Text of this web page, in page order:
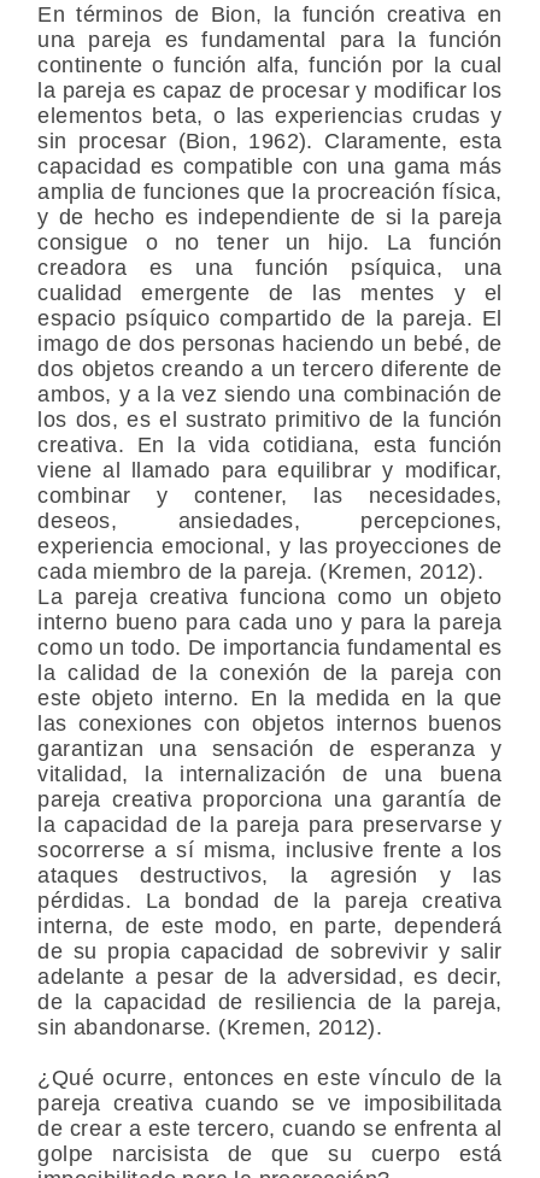
En términos de Bion, la función creativa en
una pareja es fundamental para la función
continente o función alfa, función por la cual
la pareja es capaz de procesar y modificar los
elementos beta, o las experiencias crudas y
sin procesar (Bion, 1962). Claramente, esta
capacidad es compatible con una gama más
amplia de funciones que la procreación física,
y de hecho es independiente de si la pareja
consigue o no tener un hijo. La función
creadora es una función psíquica, una
cualidad emergente de las mentes y el
espacio psíquico compartido de la pareja. El
imago de dos personas haciendo un bebé, de
dos objetos creando a un tercero diferente de
ambos, y a la vez siendo una combinación de
los dos, es el sustrato primitivo de la función
creativa. En la vida cotidiana, esta función
viene al llamado para equilibrar y modificar,
combinar y contener, las necesidades,
deseos, ansiedades, percepciones,
experiencia emocional, y las proyecciones de
cada miembro de la pareja. (Kremen, 2012).
La pareja creativa funciona como un objeto
interno bueno para cada uno y para la pareja
como un todo. De importancia fundamental es
la calidad de la conexión de la pareja con
este objeto interno. En la medida en la que
las conexiones con objetos internos buenos
garantizan una sensación de esperanza y
vitalidad, la internalización de una buena
pareja creativa proporciona una garantía de
la capacidad de la pareja para preservarse y
socorrerse a sí misma, inclusive frente a los
ataques destructivos, la agresión y las
pérdidas. La bondad de la pareja creativa
interna, de este modo, en parte, dependerá
de su propia capacidad de sobrevivir y salir
adelante a pesar de la adversidad, es decir,
de la capacidad de resiliencia de la pareja,
sin abandonarse. (Kremen, 2012).
¿Qué ocurre, entonces en este vínculo de la
pareja creativa cuando se ve imposibilitada
de crear a este tercero, cuando se enfrenta al
golpe narcisista de que su cuerpo está